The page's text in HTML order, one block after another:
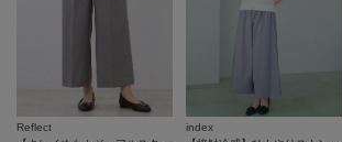
Reflect
index